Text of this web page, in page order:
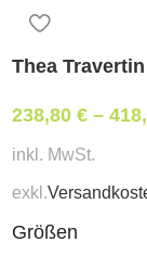
Thea
238,80€ –
inkl. MwSt.
exkl.
Größen